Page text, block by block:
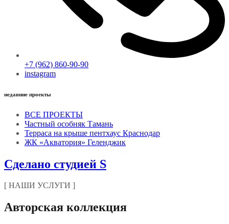
+7 (962) 860-90-90
instagram
недавние проекты
ВCЕ ПРОЕКТЫ
Частный особняк Тамань
Терраса на крыше пентхаус Краснодар
ЖК «Акватория» Геленджик
Сделано студией S
[ НАШИ УСЛУГИ ]
Авторская коллекция